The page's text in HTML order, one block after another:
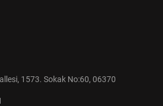
1573. Sokak No:60, 06370